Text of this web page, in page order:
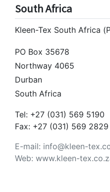
South Africa
Kleen-Tex South Africa
PO Box 35678
Northway 4065
Durban
South Africa
Tel: +27 (031) 569 5190
Fax: +27 (031) 569 2829
E-mail: info@kleen-
Web: www.kleen-